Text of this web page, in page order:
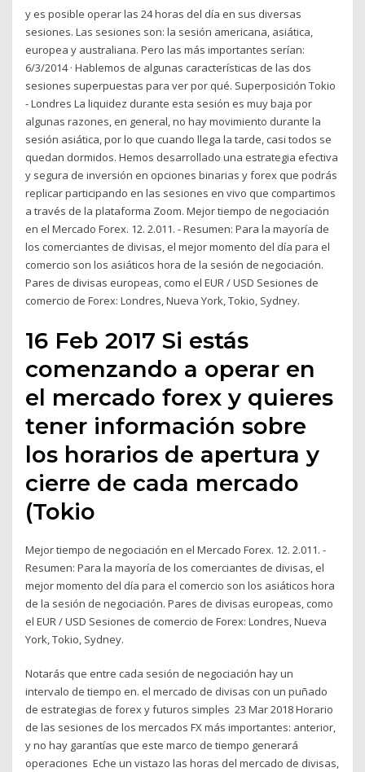
y es posible operar las 24 horas del día en sus diversas
sesiones. Las sesiones son: la sesión americana, asiática,
europea y australiana. Pero las más importantes serían:
6/3/2014 · Hablemos de algunas características de las dos
sesiones superpuestas para ver por qué. Superposición Tokio
- Londres La liquidez durante esta sesión es muy baja por
algunas razones, en general, no hay movimiento durante la
sesión asiática, por lo que cuando llega la tarde, casi todos se
quedan dormidos. Hemos desarrollado una estrategia efectiva
y segura de inversión en opciones binarias y forex que podrás
replicar participando en las sesiones en vivo que compartimos
a través de la plataforma Zoom. Mejor tiempo de negociación
en el Mercado Forex. 12. 2.011. - Resumen: Para la mayoría de
los comerciantes de divisas, el mejor momento del día para el
comercio son los asiáticos hora de la sesión de negociación.
Pares de divisas europeas, como el EUR / USD Sesiones de
comercio de Forex: Londres, Nueva York, Tokio, Sydney.
16 Feb 2017 Si estás
comenzando a operar en
el mercado forex y quieres
tener información sobre
los horarios de apertura y
cierre de cada mercado
(Tokio
Mejor tiempo de negociación en el Mercado Forex. 12. 2.011. -
Resumen: Para la mayoría de los comerciantes de divisas, el
mejor momento del día para el comercio son los asiáticos hora
de la sesión de negociación. Pares de divisas europeas, como
el EUR / USD Sesiones de comercio de Forex: Londres, Nueva
York, Tokio, Sydney.
Notarás que entre cada sesión de negociación hay un
intervalo de tiempo en. el mercado de divisas con un puñado
de estrategias de forex y futuros simples 23 Mar 2018 Horario
de las sesiones de los mercados FX más importantes: anterior,
y no hay garantías que este marco de tiempo generará
operaciones Eche un vistazo las horas del mercado de divisas,